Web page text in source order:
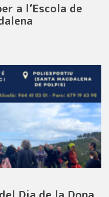
a l’Escola de